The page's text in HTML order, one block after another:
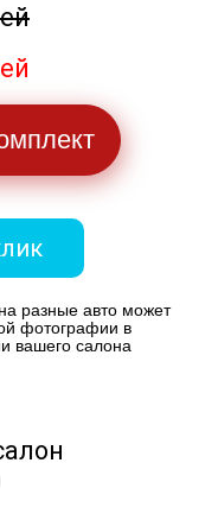
разные авто может
фотографии в
вашего салона